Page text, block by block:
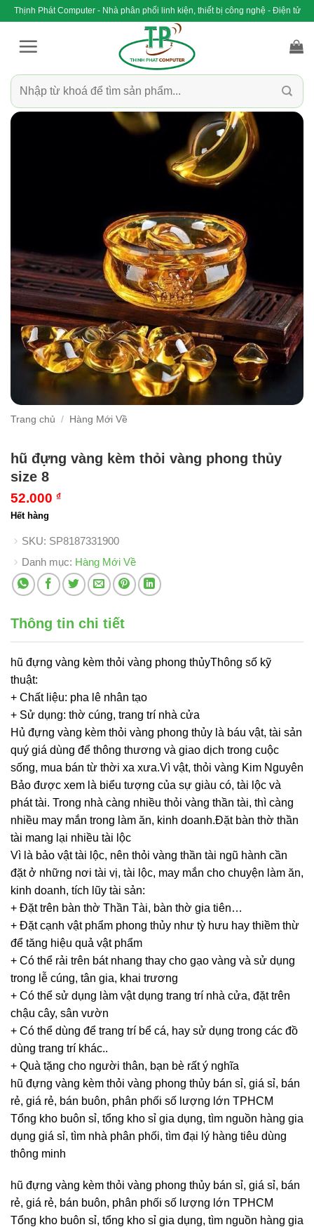
qua
Thịnh Phát Computer - Nhà phân phối linh kiện, thiết bị công nghệ - Điện tử
Tìm
kiếm:
Trang chủ / Hàng Mới Về
hũ đựng vàng kèm thỏi vàng phong thủy
size 8
52.000 ₫
Hết hàng
SKU: SP8187331900
Danh mục: Hàng Mới Về
Thông tin chi tiết
hũ đựng vàng kèm thỏi vàng phong thủyThông số kỹ
thuật:
+ Chất liệu: pha lê nhân tạo
+ Sử dụng: thờ cúng, trang trí nhà cửa
Hủ đựng vàng kèm thỏi vàng phong thủy là báu vật, tài sản
quý giá dùng để thông thương và giao dịch trong cuộc
sống, mua bán từ thời xa xưa.Vì vật, thỏi vàng Kim Nguyên
Bảo được xem là biểu tượng của sự giàu có, tài lộc và
phát tài. Trong nhà càng nhiều thỏi vàng thần tài, thì càng
nhiều may mắn trong làm ăn, kinh doanh.Đặt bàn thờ thần
tài mang lại nhiều tài lộc
Vì là bảo vật tài lộc, nên thỏi vàng thần tài ngũ hành cần
đặt ở những nơi tài vị, tài lộc, may mắn cho chuyện làm ăn,
kinh doanh, tích lũy tài sản:
+ Đặt trên bàn thờ Thần Tài, bàn thờ gia tiên…
+ Đặt cạnh vật phẩm phong thủy như tỳ hưu hay thiềm thừ
để tăng hiệu quả vật phẩm
+ Có thể rải trên bát nhang thay cho gạo vàng và sử dụng
trong lễ cúng, tân gia, khai trương
+ Có thể sử dụng làm vật dụng trang trí nhà cửa, đặt trên
chậu cây, sân vườn
+ Có thể dùng để trang trí bể cá, hay sử dụng trong các đồ
dùng trang trí khác..
+ Quà tặng cho người thân, bạn bè rất ý nghĩa
hũ đựng vàng kèm thỏi vàng phong thủy bán sỉ, giá sỉ, bán
rẻ, giá rẻ, bán buôn, phân phối số lượng lớn TPHCM
Tổng kho buôn sỉ, tổng kho sỉ gia dụng, tìm nguồn hàng gia
dụng giá sỉ, tìm nhà phân phối, tìm đại lý hàng tiêu dùng
thông minh
hũ đựng vàng kèm thỏi vàng phong thủy bán sỉ, giá sỉ, bán
rẻ, giá rẻ, bán buôn, phân phối số lượng lớn TPHCM
Tổng kho buôn sỉ, tổng kho sỉ gia dụng, tìm nguồn hàng gia